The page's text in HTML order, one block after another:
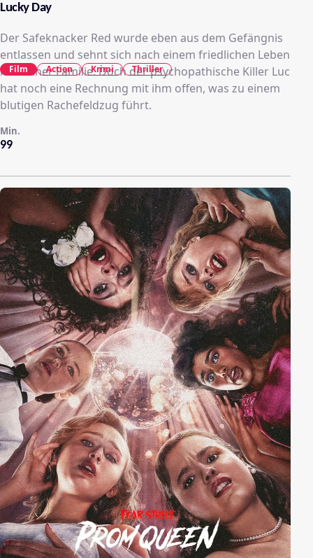
Lucky Day
Der Safeknacker Red wurde eben aus dem Gefängnis
entlassen und sehnt sich nach einem friedlichen Leben
mit seiner Familie. Doch der psychopathische Killer Luc
hat noch eine Rechnung mit ihm offen, was zu einem
blutigen Rachefeldzug führt.
99
Min.
Film Action Krimi Thriller